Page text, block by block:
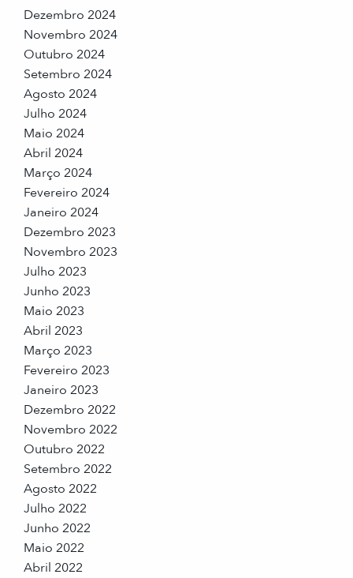
Dezembro 2024
Novembro 2024
Outubro 2024
Setembro 2024
Agosto 2024
Julho 2024
Maio 2024
Abril 2024
Março 2024
Fevereiro 2024
Janeiro 2024
Dezembro 2023
Novembro 2023
Julho 2023
Junho 2023
Maio 2023
Abril 2023
Março 2023
Fevereiro 2023
Janeiro 2023
Dezembro 2022
Novembro 2022
Outubro 2022
Setembro 2022
Agosto 2022
Julho 2022
Junho 2022
Maio 2022
Abril 2022